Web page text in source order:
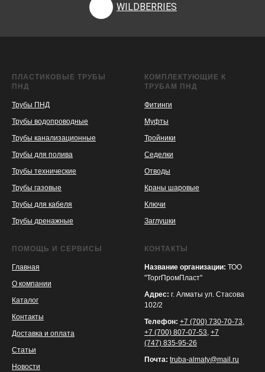
WILDBERRIES
ПЛАСТИКОВЫЕ ТРУБЫ
ПНД
Трубы ПНД
Трубы водопроводные
Трубы канализационные
Трубы для полива
Трубы технические
Трубы газовые
Трубы для кабеля
Трубы дренажные
КОМПЛЕКТУЮЩИЕ К
ТРУБАМ ПНД
Фитинги
Муфты
Тройники
Седелки
Отводы
Краны шаровые
Ключи
Заглушки
ПОМОЩЬ И СЕРВИСЫ
Главная
О компании
Каталог
Контакты
Доставка и оплата
Статьи
Новости
КОНТАКТЫ
Название организации: ТОО
"ТоргПромПласт"
Адрес: г. Алматы ул. Стасова
102/2
Телефон: +7 (700) 730-70-73,
+7 (700) 807-07-53, +7
(747) 835-95-26
Почта: truba-almaty@mail.ru